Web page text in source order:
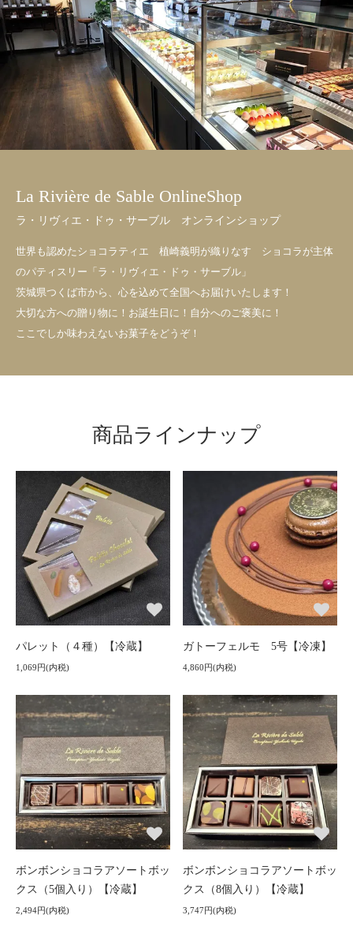
ただきます。商品の発送は9月5日以降となりますのでご理解いた
だけますようお願い申し上げます。
2024/07/11
La Rivière de Sable-ラ・リヴィエ・ドゥ・サーブル-｜公式オンラ
インショップがオープン致しました。皆様のご利用を心よりお待
ちしております。
La Rivière de Sable OnlineShop
ラ・リヴィエ・ドゥ・サーブル オンラインショップ
世界も認めたショコラティエ 植崎義明が織りなす ショコラが主体
のパティスリー「ラ・リヴィエ・ドゥ・サーブル」
茨城県つくば市から、心を込めて全国へお届けいたします！
大切な方への贈り物に！お誕生日に！自分へのご褒美に！
ここでしか味わえないお菓子をどうぞ！
商品ラインナップ
パレット（４種）【冷蔵】
1,069円(内税)
ガトーフェルモ 5号【冷凍】
4,860円(内税)
ボンボンショコラアソートボッ
クス（5個入り）【冷蔵】
2,494円(内税)
ボンボンショコラアソートボッ
クス（8個入り）【冷蔵】
3,747円(内税)